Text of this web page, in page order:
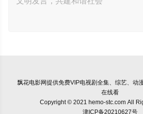
飘花电影网提供免费VIP电视剧全集、综艺、动
在线看
Copyright © 2021 hemo-stc.com All
津ICP备20210627号